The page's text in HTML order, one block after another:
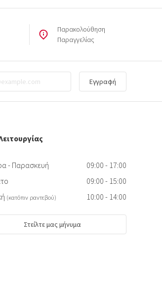
Παρακολούθηση
Παραγγελίας
Εγγραφή
- Παρασκευή
09:00 - 17:00
09:00 - 15:00
(κατόπιν ραντεβού) 10:00 - 14:00
Στείλτε μας μήνυμα